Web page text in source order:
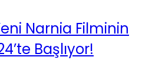
Narnia Filminin
Başlıyor!